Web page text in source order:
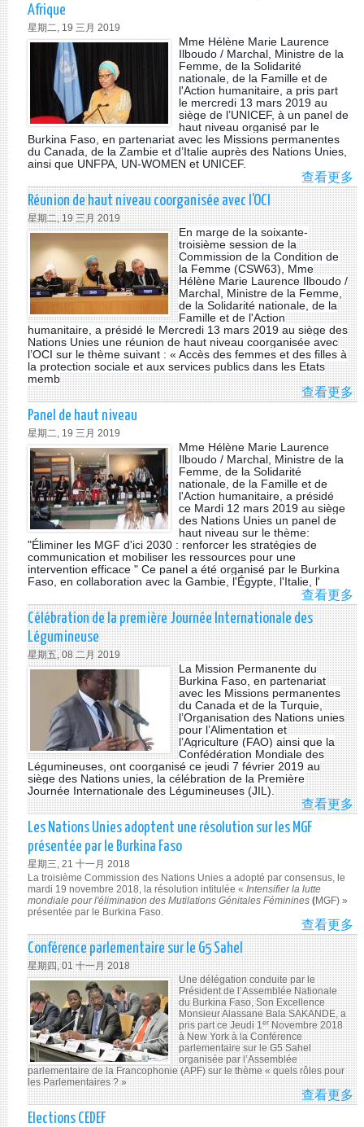
Afrique
星期二, 19 三月 2019
Mme Hélène Marie Laurence
Ilboudo / Marchal, Ministre de la
Femme, de la Solidarité
nationale, de la Famille et de
l'Action humanitaire, a pris part
le mercredi 13 mars 2019 au
siège de l’UNICEF, à un panel de
haut niveau organisé par le
Burkina Faso, en partenariat avec les Missions permanentes
du Canada, de la Zambie et d’Italie auprès des Nations Unies,
ainsi que UNFPA, UN-WOMEN et UNICEF.
查看更多
DE
LE
EN
Réunion de haut niveau coorganisée avec l’OCI
星期二, 19 三月 2019
En marge de la soixante-
troisième session de la
Commission de la Condition de
la Femme (CSW63), Mme
Hélène Marie Laurence Ilboudo /
Marchal, Ministre de la Femme,
de la Solidarité nationale, de la
Famille et de l'Action
humanitaire, a présidé le Mercredi 13 mars 2019 au siège des
Nations Unies une réunion de haut niveau coorganisée avec
l’OCI sur le thème suivant : « Accès des femmes et des filles à
la protection sociale et aux services publics dans les Etats
memb
查看更多
Panel de haut niveau
星期二, 19 三月 2019
Mme Hélène Marie Laurence
Ilboudo / Marchal, Ministre de la
Femme, de la Solidarité
nationale, de la Famille et de
l'Action humanitaire, a présidé
ce Mardi 12 mars 2019 au siège
des Nations Unies un panel de
haut niveau sur le thème:
"Éliminer les MGF d'ici 2030 : renforcer les stratégies de
communication et mobiliser les ressources pour une
intervention efficace " Ce panel a été organisé par le Burkina
Faso, en collaboration avec la Gambie, l'Égypte, l'Italie, l'
查看更多
DE
Célébration de la première Journée Internationale des
Légumineuse
星期五, 08 二月 2019
La Mission Permanente du
Burkina Faso, en partenariat
avec les Missions permanentes
du Canada et de la Turquie,
l’Organisation des Nations unies
pour l’Alimentation et
l’Agriculture (FAO) ainsi que la
Confédération Mondiale des
Légumineuses, ont coorganisé ce jeudi 7 février 2019 au
siège des Nations unies, la célébration de la Première
Journée Internationale des Légumineuses (JIL).
查看更多
Les Nations Unies adoptent une résolution sur les MGF
présentée par le Burkina Faso
星期三, 21 十一月 2018
La troisième Commission des Nations Unies a adopté par consensus, le
mardi 19 novembre 2018, la résolution intitulée « Intensifier la lutte
mondiale pour l'élimination des Mutilations Génitales Féminines(MGF) »
présentée par le Burkina Faso.
查看更多
Conférence parlementaire sur le G5 Sahel
星期四, 01 十一月 2018
Une délégation conduite par le
Président de l’Assemblée Nationale
du Burkina Faso, Son Excellence
Monsieur Alassane Bala SAKANDE, a
pris part ce Jeudi 1erNovembre 2018
à New York à la Conférence
parlementaire sur le G5 Sahel
organisée par l’Assemblée
parlementaire de la Francophonie (APF) sur le thème « quels rôles pour
les Parlementaires ? »
查看更多
Elections CEDEF